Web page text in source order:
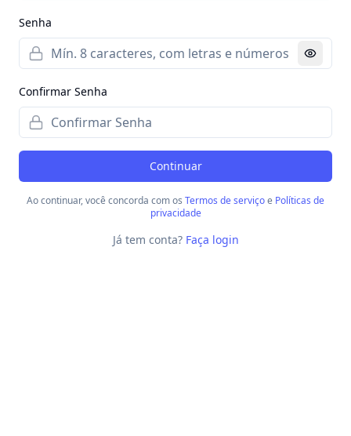
Senha
Confirmar Senha
Continuar
Ao continuar, você concorda com os Termos de serviçoe Políticas de
privacidade
Já tem conta? Faça login